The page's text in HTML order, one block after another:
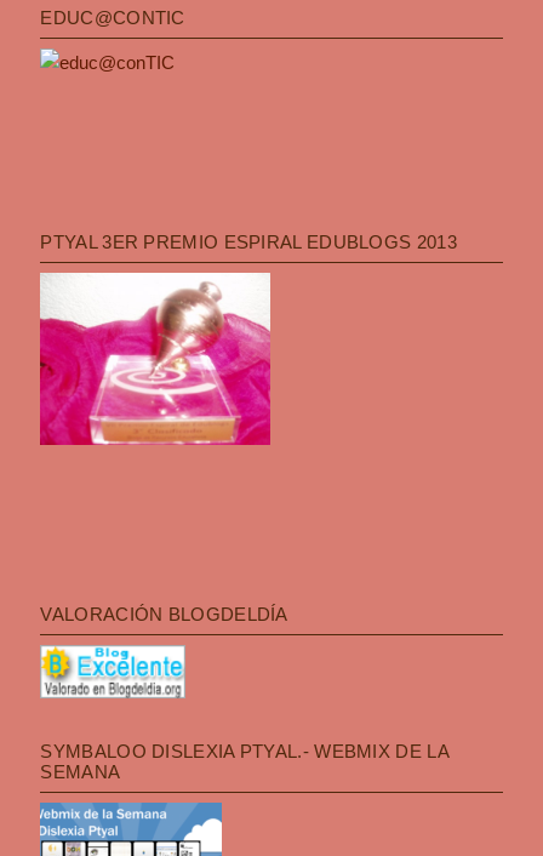
EDUC@CONTIC
PTYAL 3ER PREMIO ESPIRAL EDUBLOGS 2013
VALORACIÓN BLOGDELDÍA
SYMBALOO DISLEXIA PTYAL.- WEBMIX DE LA
SEMANA